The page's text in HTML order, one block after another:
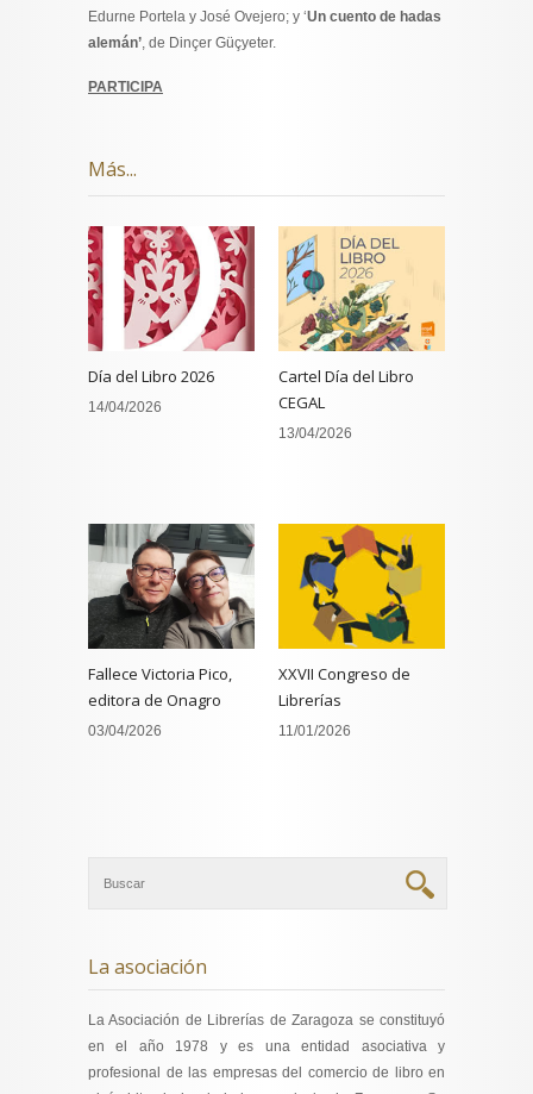
Edurne Portela y José Ovejero; y ‘Un cuento de hadas
alemán’, de Dinçer Güçyeter.
PARTICIPA
Más...
Día del Libro 2026
14/04/2026
Cartel Día del Libro
CEGAL
13/04/2026
Fallece Victoria Pico,
editora de Onagro
03/04/2026
XXVII Congreso de
Librerías
11/01/2026
La asociación
La Asociación de Librerías de Zaragoza se constituyó
en el año 1978 y es una entidad asociativa y
profesional de las empresas del comercio de libro en